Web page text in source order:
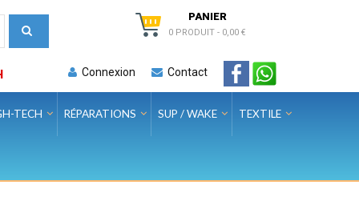
PANIER
0 PRODUIT - 0,00 €
Connexion Contact
TECH RÉPARATIONS SUP / WAKE TEXTILE